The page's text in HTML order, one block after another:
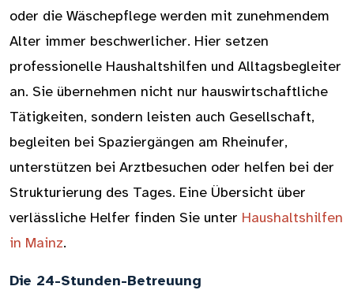
oder die Wäschepflege werden mit zunehmendem
Alter immer beschwerlicher. Hier setzen
professionelle Haushaltshilfen und Alltagsbegleiter
an. Sie übernehmen nicht nur hauswirtschaftliche
Tätigkeiten, sondern leisten auch Gesellschaft,
begleiten bei Spaziergängen am Rheinufer,
unterstützen bei Arztbesuchen oder helfen bei der
Strukturierung des Tages. Eine Übersicht über
verlässliche Helfer finden Sie unter Haushaltshilfen
in Mainz.
Die 24-Stunden-Betreuung